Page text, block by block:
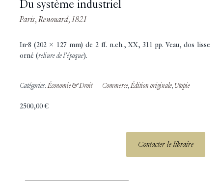
Du système industriel
Paris, Renouard, 1821
In-8 (202 x 127 mm) de 2 ff. n.ch., XX, 311 pp. Veau, dos lisse
orné (reliure de l’époque).
Catégories:Économie & Droit Commerce,Édition originale, Utopie
2500,00€
Contacter le libraire